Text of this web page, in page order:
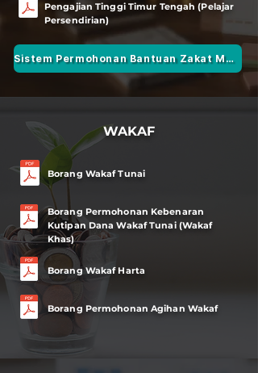
Pengajian Tinggi Timur Tengah (Pelajar
Persendirian)
Sistem Permohonan Bantuan Zakat MAINS
WAKAF
Borang Wakaf Tunai
Borang Permohonan Kebenaran
Kutipan Dana Wakaf Tunai (Wakaf
Khas)
Borang Wakaf Harta
Borang Permohonan Agihan Wakaf